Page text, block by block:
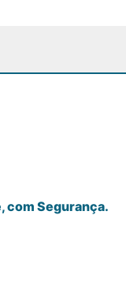
com Segurança.